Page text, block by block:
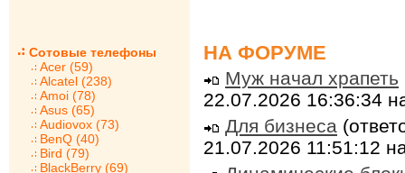
Сотовые телефоны
Acer (59)
Alcatel (238)
Amoi (78)
Asus (65)
Audiovox (73)
BenQ (40)
Bird (79)
BlackBerry (69)
НА ФОРУМЕ
Муж начал храпеть
22.07.2026 16:36:34
Для бизнеса
21.07.2026 11:51:12